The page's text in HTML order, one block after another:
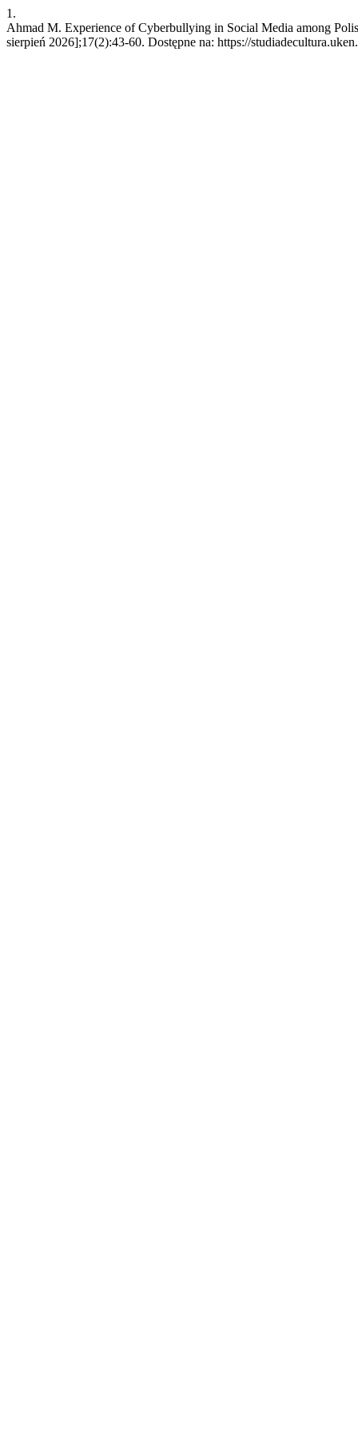
1.
Ahmad M. Experience of Cyberbullying in Social Media among
sierpień 2026];17(2):43-60. Dostępne na: https://